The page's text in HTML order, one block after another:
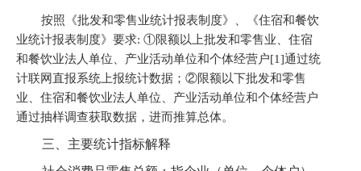
按照《批发和零售业统计报表制度》、《住宿和餐饮
业统计报表制度》要求: ①限额以上批发和零售业、住宿
和餐饮业法人单位、产业活动单位和个体经营户[1]通过统
计联网直报系统上报统计数据； ②限额以下批发和零售
业、住宿和餐饮业法人单位、产业活动单位和个体经营户
通过抽样调查获取数据，进而推算总体。
三、主要统计指标解释